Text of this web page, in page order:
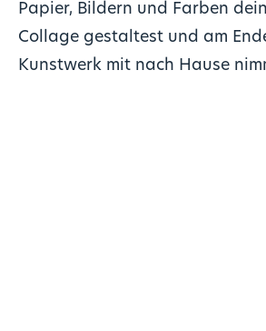
Papier, Bildern und Farben
Collage gestaltest und am
Kunstwerk mit nach Hause